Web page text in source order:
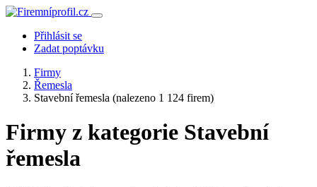
Přihlásit se
Zadat poptávku
Firmy
Řemesla
Stavební řemesla (nalezeno 1 124 firem)
Firmy z kategorie Stavební
řemesla